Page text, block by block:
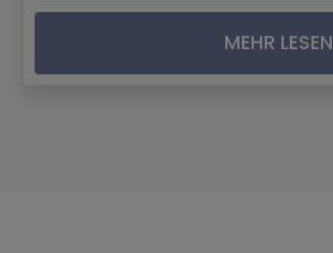
MEHR LESEN